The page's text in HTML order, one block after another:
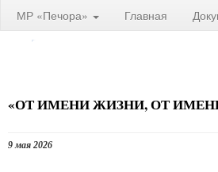
МР «Печора» Главная
«ОТ ИМЕНИ ЖИЗНИ, ОТ
9 мая 2026